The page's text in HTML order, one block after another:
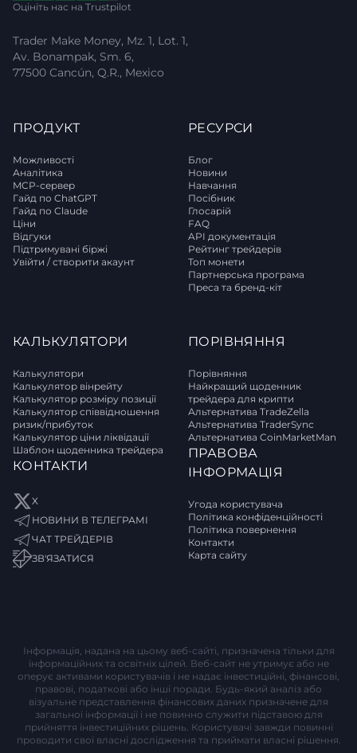
Оцініть нас на Trustpilot
Trader Make Money, Mz. 1, Lot. 1,
Av. Bonampak, Sm. 6,
77500 Cancún, Q.R., Mexico
ПРОДУКТ
Можливості
Аналітика
MCP-сервер
Гайд по ChatGPT
Гайд по Claude
Ціни
Відгуки
Підтримувані біржі
Увійти / створити акаунт
РЕСУРСИ
Блог
Новини
Навчання
Посібник
Глосарій
FAQ
API документація
Рейтинг трейдерів
Топ монети
Партнерська програма
Преса та бренд-кіт
КАЛЬКУЛЯТОРИ
Калькулятори
Калькулятор вінрейту
Калькулятор розміру позиції
Калькулятор співвідношення
ризик/прибуток
Калькулятор ціни ліквідації
Шаблон щоденника трейдера
КОНТАКТИ
X
НОВИНИ В ТЕЛЕГРАМІ
ЧАТ ТРЕЙДЕРІВ
ЗВ'ЯЗАТИСЯ
ПОРІВНЯННЯ
Порівняння
Найкращий щоденник
трейдера для крипти
Альтернатива TradeZella
Альтернатива TraderSync
Альтернатива CoinMarketMan
ПРАВОВА
ІНФОРМАЦІЯ
Угода користувача
Політика конфіденційності
Політика повернення
Контакти
Карта сайту
Інформація, надана на цьому веб-сайті, призначена тільки для
інформаційних та освітніх цілей. Веб-сайт не утримує або не
оперує активами користувачів і не надає інвестиційні, фінансові,
правові, податкові або інші поради. Будь-який аналіз або
візуальне представлення фінансових даних призначене для
загальної інформації і не повинно служити підставою для
прийняття інвестиційних рішень. Користувачі завжди повинні
проводити свої власні дослідження та приймати власні рішення.